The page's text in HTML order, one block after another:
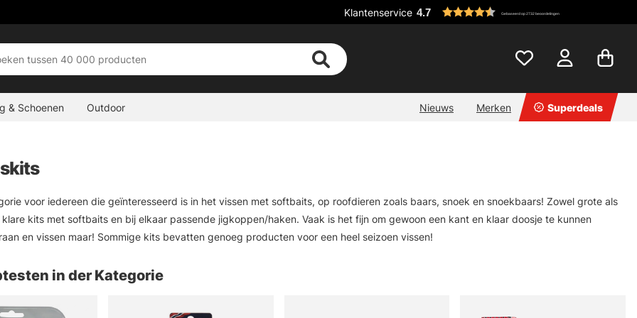
Klantenservice 4.7 Gebaseerd op 2732 beoordelingen
& Schoenen Outdoor Nieuws Merken Superdeals
voor iedereen die geïnteresseerd is in het vissen met softbaits, op roofdieren zoals baars, snoek en snoekbaars! Zowel grote als
kits met softbaits en bij elkaar passende jigkoppen/haken. Vaak is het fijn om gewoon een kant en klaar doosje te kunnen
en vissen maar! Sommige kits bevatten genoeg producten voor een heel seizoen vissen!
in der Kategorie